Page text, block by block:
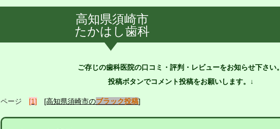
高知県須崎市
たかはし歯科
ご存じの歯科医院の口コミ・評判・レビューをお知らせ下さい。
投稿ボタンでコメント投稿をお願いします。↓
ページ [1] [高知県須崎市のブラック投稿]